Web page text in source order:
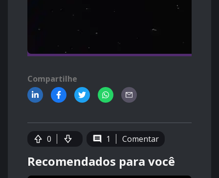
Compartilhe
0 1 Comentar
Recomendados para você